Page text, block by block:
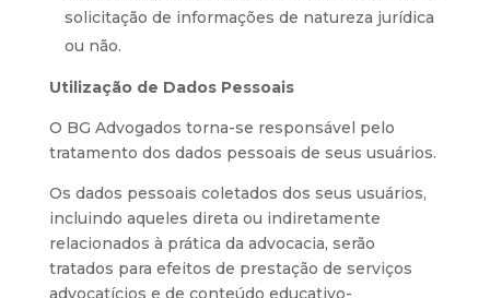
solicitação de informações de natureza jurídica
ou não.
Utilização de Dados Pessoais
O BG Advogados torna-se responsável pelo
tratamento dos dados pessoais de seus usuários.
Os dados pessoais coletados dos seus usuários,
incluindo aqueles direta ou indiretamente
relacionados à prática da advocacia, serão
tratados para efeitos de prestação de serviços
advocatícios e de conteúdo educativo-